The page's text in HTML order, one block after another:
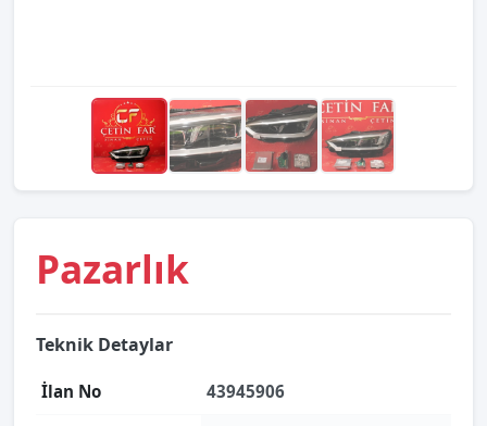
Pazarlık
Teknik Detaylar
İlan No 43945906